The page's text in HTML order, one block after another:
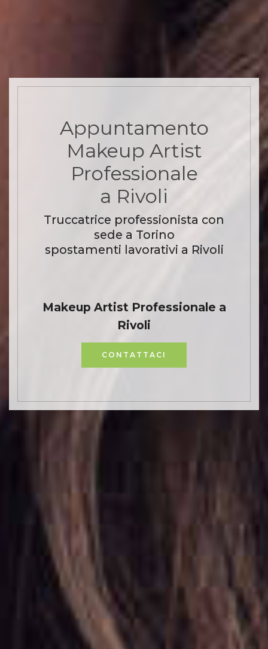
Appuntamento
Makeup Artist
Professionale
a Rivoli
Truccatrice professionista con
sede a Torino
spostamenti lavorativi a Rivoli
Makeup Artist Professionale a
Rivoli
CONTATTACI